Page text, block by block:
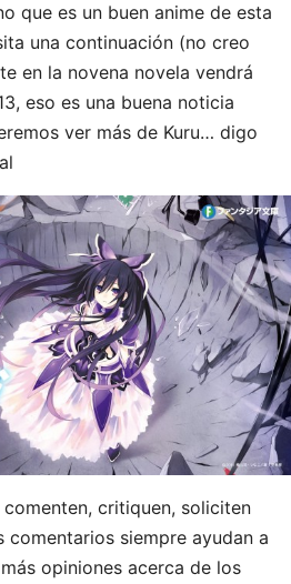
que es un buen anime de esta
una continuación (no creo
en la novena novela vendrá
eso es una buena noticia
ver más de Kuru… digo
critiquen, soliciten
comentarios siempre ayudan a
opiniones acerca de los